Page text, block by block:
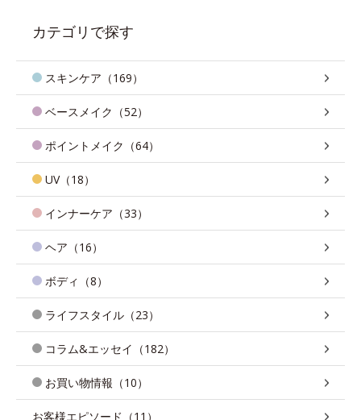
カテゴリで探す
スキンケア（169）
ベースメイク（52）
ポイントメイク（64）
UV（18）
インナーケア（33）
ヘア（16）
ボディ（8）
ライフスタイル（23）
コラム&エッセイ（182）
お買い物情報（10）
お客様エピソード（11）